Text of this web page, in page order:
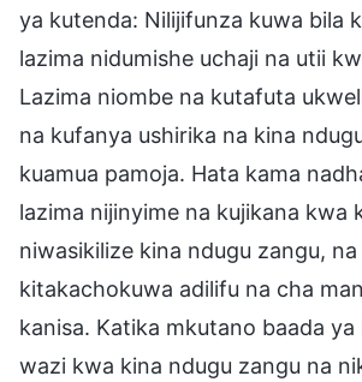
ya kutenda: Nilijifunza kuwa bila
lazima nidumishe uchaji na utii
Lazima niombe na kutafuta
na kufanya ushirika na kina
kuamua pamoja. Hata kama
lazima nijinyime na kujikana kwa
niwasikilize kina ndugu zangu,
kitakachokuwa adilifu na cha
kanisa. Katika mkutano baada
wazi kwa kina ndugu zangu na